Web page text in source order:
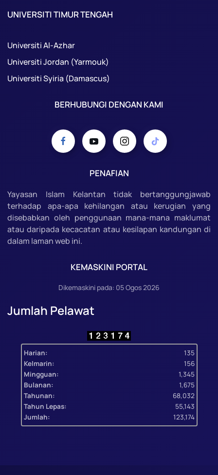
UNIVERSITI TIMUR TENGAH
Universiti Al-Azhar
Universiti Jordan (Yarmouk)
Universiti Syiria (Damascus)
BERHUBUNGI DENGAN KAMI
PENAFIAN
Yayasan Islam Kelantan tidak bertanggungjawab
terhadap apa-apa kehilangan atau kerugian yang
disebabkan oleh penggunaan mana-mana maklumat
atau daripada kecacatan atau kesilapan kandungan di
dalam laman web ini.
KEMASKINI PORTAL
Dikemaskini pada: 05 Ogos 2026
Jumlah Pelawat
Harian:
135
Kelmarin:
156
Mingguan:
1,345
Bulanan:
1,675
Tahunan:
68,032
Tahun Lepas:
55,143
Jumlah:
123,174